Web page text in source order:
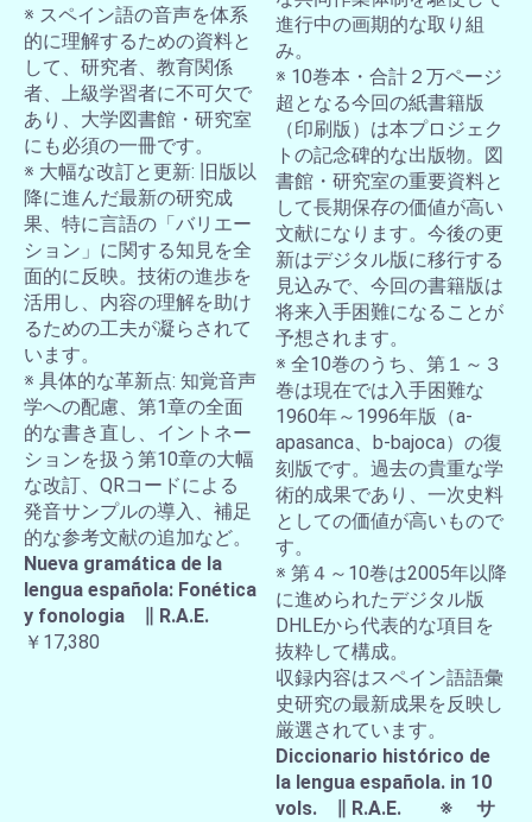
※ スペイン語の音声を体系
的に理解するための資料と
して、研究者、教育関係
者、上級学習者に不可欠で
あり、大学図書館・研究室
にも必須の一冊です。
※ 大幅な改訂と更新: 旧版以
降に進んだ最新の研究成
果、特に言語の「バリエー
ション」に関する知見を全
面的に反映。技術の進歩を
活用し、内容の理解を助け
るための工夫が凝らされて
います。
※ 具体的な革新点: 知覚音声
学への配慮、第1章の全面
的な書き直し、イントネー
ションを扱う第10章の大幅
な改訂、QRコードによる
発音サンプルの導入、補足
的な参考文献の追加など。
Nueva gramática de la
lengua española: Fonética
y fonologia ∥ R.A.E.
￥17,380
進行中の画期的な取り組
み。
※ 10巻本・合計２万ページ
超となる今回の紙書籍版
（印刷版）は本プロジェク
トの記念碑的な出版物。図
書館・研究室の重要資料と
して長期保存の価値が高い
文献になります。今後の更
新はデジタル版に移行する
見込みで、今回の書籍版は
将来入手困難になることが
予想されます。
※ 全10巻のうち、第１～３
巻は現在では入手困難な
1960年～1996年版（a-
apasanca、b-bajoca）の復
刻版です。過去の貴重な学
術的成果であり、一次史料
としての価値が高いもので
す。
※ 第４～10巻は2005年以降
に進められたデジタル版
DHLEから代表的な項目を
抜粋して構成。
収録内容はスペイン語語彙
史研究の最新成果を反映し
厳選されています。
Diccionario histórico de
la lengua española. in 10
vols. ∥ R.A.E. ※ サ